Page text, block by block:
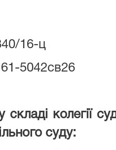
16-ц
5042св26
колегії
суду: